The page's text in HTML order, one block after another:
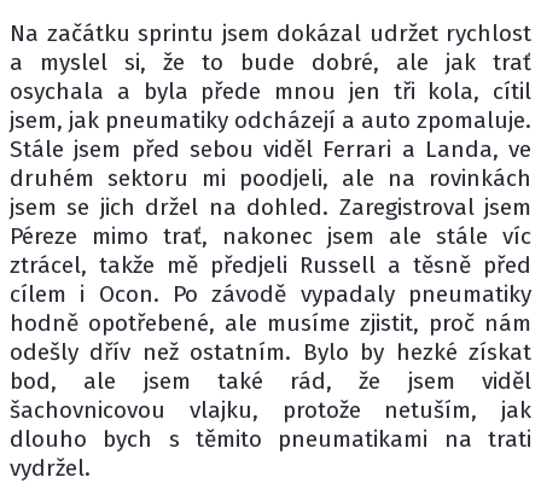
Na začátku sprintu jsem dokázal udržet rychlost
a myslel si, že to bude dobré, ale jak trať
osychala a byla přede mnou jen tři kola, cítil
jsem, jak pneumatiky odcházejí a auto zpomaluje.
Stále jsem před sebou viděl Ferrari a Landa, ve
druhém sektoru mi poodjeli, ale na rovinkách
jsem se jich držel na dohled. Zaregistroval jsem
Péreze mimo trať, nakonec jsem ale stále víc
ztrácel, takže mě předjeli Russell a těsně před
cílem i Ocon. Po závodě vypadaly pneumatiky
hodně opotřebené, ale musíme zjistit, proč nám
odešly dřív než ostatním. Bylo by hezké získat
bod, ale jsem také rád, že jsem viděl
šachovnicovou vlajku, protože netuším, jak
dlouho bych s těmito pneumatikami na trati
vydržel.